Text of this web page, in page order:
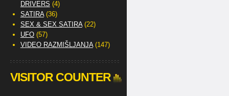
DRIVERS (4)
SATIRA(36)
SEX & SEX SATIRA(22)
UFO(57)
VIDEO RAZMIŠLJANJA(147)
VISITOR COUNTER